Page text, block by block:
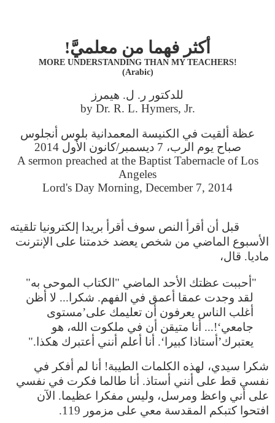
أكثر فهما من معلميَّ!
!MORE UNDERSTANDING THAN MY TEACHERS
(Arabic)
للدكتور ر. ل. هيمرز
.by Dr. R. L. Hymers, Jr
عظة ألقيت في الكنيسة المعمدانية بلوس أنجلوس
صباح يوم الرب، 7 ديسمبر/كانون الأول 2014
A sermon preached at the Baptist Tabernacle of Los
Angeles
Lord's Day Morning, December 7, 2014
قبل أن أقرأ النص سوف أقرأ بريدا إلكترونيا تلقيته
الأسبوع الماضي من شخص يعضد خدمتنا على الإنترنت
ماديا. قال،
"أحببت عظتك الأحد الماضي "الكتاب الموحى به"
لقد وجدت عمقا أعمق في الفهم. شكرا... لا أظن
أغلب الناس يعرفون أن تعليمك على’مستوى
جامعي‘!... أنا متيقن أن في ملكوت الله، هو
يعتبرك’أستاذا كبيرا‘. أنا أعلم أنني أعتبرك هكذا."
شكرا سيدي، لهذه الكلمات الطيبة! أنا لم أفكر في
نفسي قط على أنني أستاذ. أنا طالما فكرت في نفسي
على أني واعظ ومرسل، وليس مفكرا عظيما. الآن
افتحوا كتبكم المقدسة معي على مزمور 119.